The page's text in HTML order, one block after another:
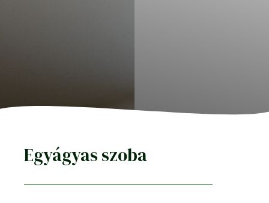
Egyágyas szoba